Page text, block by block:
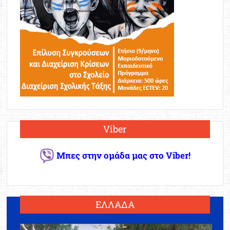
Viber
Μπες στην ομάδα μας στο Viber!
ΕΛΛΑΔΑ